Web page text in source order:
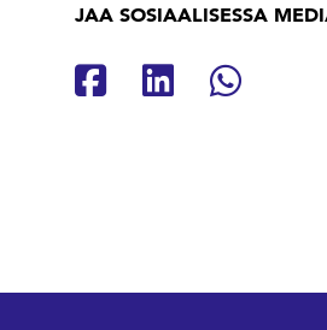
JAA SOSIAALISESSA
Jaa Jaa Jaa